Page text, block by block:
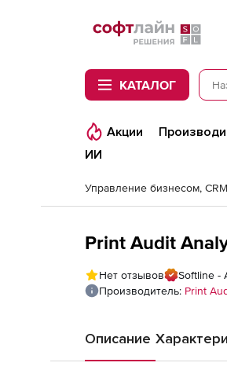
Softline
КАТАЛОГ
Акции
ИИ
Управление бизнесом,
Print Audit
Нет отзывов
Softline -
Производитель: Print
Описание